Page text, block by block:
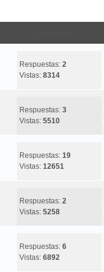
Respuestas: 2
Vistas: 8314
Respuestas: 3
Vistas: 5510
Respuestas: 19
Vistas: 12651
Respuestas: 2
Vistas: 5258
Respuestas: 6
Vistas: 6892